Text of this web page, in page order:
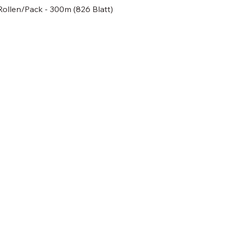
Pack - 300m (826 Blatt)